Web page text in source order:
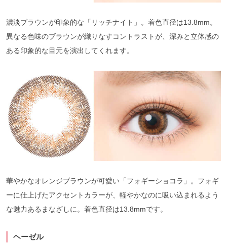
濃淡ブラウンが印象的な「リッチナイト」。着色直径は13.8mm。
異なる色味のブラウンが織りなすコントラストが、深みと立体感の
ある印象的な目元を演出してくれます。
華やかなオレンジブラウンが可愛い「フォギーショコラ」。フォギ
ーに仕上げたアクセントカラーが、軽やかなのに吸い込まれるよう
な魅力あるまなざしに。着色直径は13.8mmです。
ヘーゼル